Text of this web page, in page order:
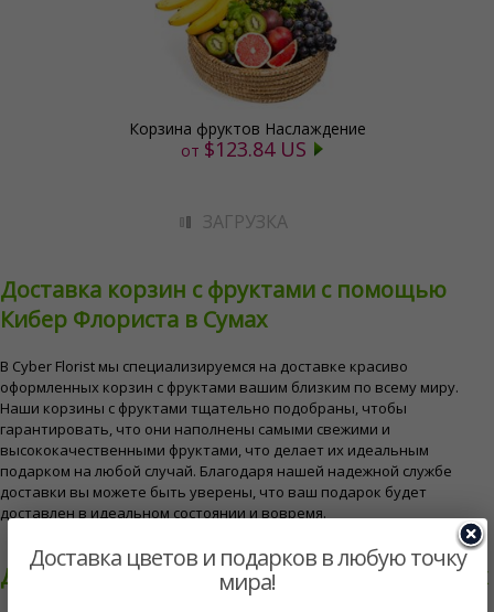
Корзина фруктов Наслаждение
от $123.84 US
ЗАГРУЗКА
Доставка корзин с фруктами с помощью
Кибер Флориста в Сумах
В Cyber ​​Florist мы специализируемся на доставке красиво
оформленных корзин с фруктами вашим близким по всему миру.
Наши корзины с фруктами тщательно подобраны, чтобы
гарантировать, что они наполнены самыми свежими и
высококачественными фруктами, что делает их идеальным
подарком на любой случай. Благодаря нашей надежной службе
доставки вы можете быть уверены, что ваш подарок будет
доставлен в идеальном состоянии и вовремя.
Доступные типы корзин с фруктами в Сумах
Доставка цветов и подарков в любую точку
мира!